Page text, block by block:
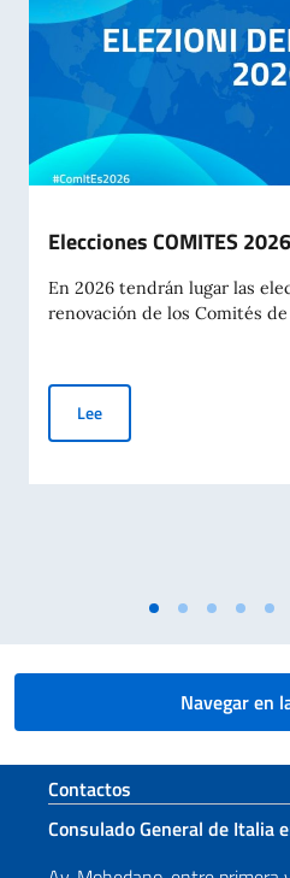
Elecciones COMITES 2026
En 2026 tendrán lugar las
renovación de los Comités
LeeElecciones COMITES 2026
Navegar en
Sezione footer
Contactos
Consulado General de Italia